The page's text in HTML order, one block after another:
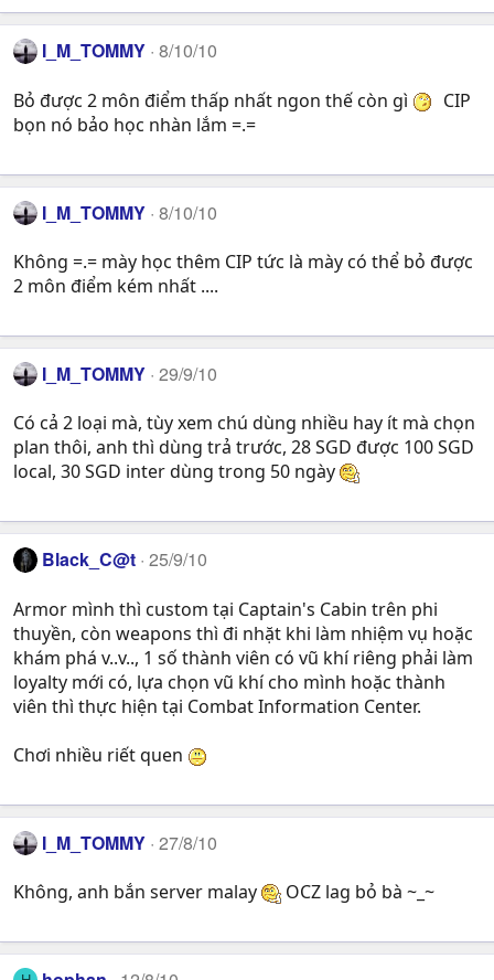
I_M_TOMMY 8/10/10
Bỏ được 2 môn điểm thấp nhất ngon thế còn gì
CIP
bọn nó bảo học nhàn lắm =.=
I_M_TOMMY 8/10/10
Không =.= mày học thêm CIP tức là mày có thể bỏ được
2 môn điểm kém nhất ....
I_M_TOMMY 29/9/10
Có cả 2 loại mà, tùy xem chú dùng nhiều hay ít mà chọn
plan thôi, anh thì dùng trả trước, 28 SGD được 100 SGD
local, 30 SGD inter dùng trong 50 ngày
Black_C@t 25/9/10
Armor mình thì custom tại Captain's Cabin trên phi
thuyền, còn weapons thì đi nhặt khi làm nhiệm vụ hoặc
khám phá v..v.., 1 số thành viên có vũ khí riêng phải làm
loyalty mới có, lựa chọn vũ khí cho mình hoặc thành
viên thì thực hiện tại Combat Information Center.
Chơi nhiều riết quen
I_M_TOMMY 27/8/10
Không, anh bắn server malay OCZ lag bỏ bà ~_~